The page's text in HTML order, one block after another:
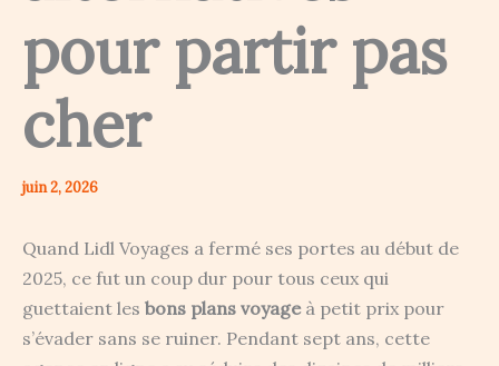
pour partir pas
cher
juin 2, 2026
Quand Lidl Voyages a fermé ses portes au début de
2025, ce fut un coup dur pour tous ceux qui
guettaient les bons plans voyageà petit prix pour
s’évader sans se ruiner. Pendant sept ans, cette